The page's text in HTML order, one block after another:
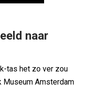
naar
tas het zo ver zou
Museum Amsterdam